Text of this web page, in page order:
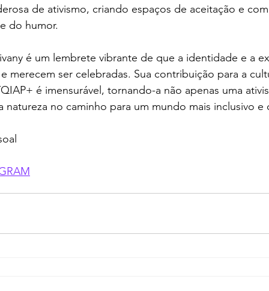
de ativismo, criando espaços de aceitação e
do humor.
é um lembrete vibrante de que a identidade e a
merecem ser celebradas. Sua contribuição para a
é imensurável, tornando-a não apenas uma
natureza no caminho para um mundo mais inclusivo